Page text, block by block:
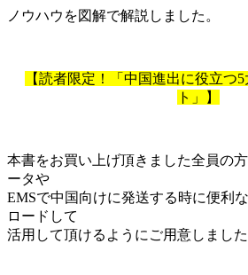
ノウハウを図解で解説しました。
【読者限定！「中国進出に役立つ
ト」】
本書をお買い上げ頂きました全員の
ータや
EMSで中国向けに発送する時に便利
ロードして
活用して頂けるようにご用意しました